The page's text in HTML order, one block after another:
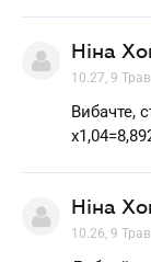
Ніна
10.27, 9
Вибачте,
Ніна
10.26, 9